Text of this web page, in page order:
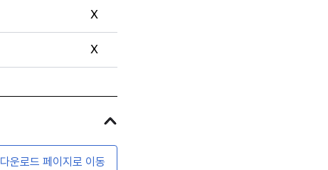
X
X
다운로드 페이지로 이동